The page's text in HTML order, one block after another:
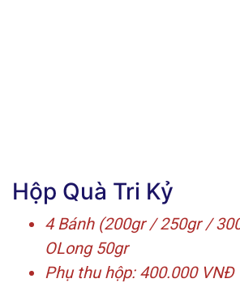
Hộp Quà Tri Kỷ
4 Bánh (200gr / 250gr /
OLong 50gr
Phụ thu hộp: 400.000 VNĐ